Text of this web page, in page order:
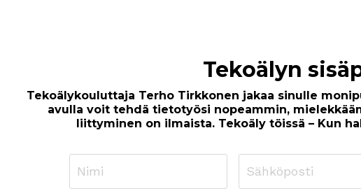
Tekoälyn
Tekoälykouluttaja Terho Tirkkonen jakaa sinulle
avulla voit tehdä tietotyösi nopeammin,
liittyminen on ilmaista. Tekoäly töissä – Kun